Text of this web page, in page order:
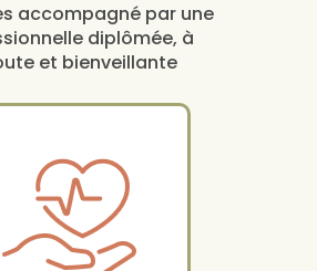
accompagné par une
diplômée, à
et bienveillante